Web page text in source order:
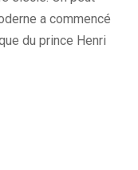
a commencé
du prince Henri